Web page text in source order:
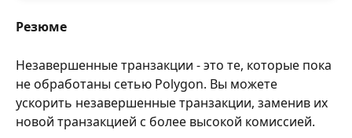
Резюме
Незавершенные транзакции - это те, которые пока
не обработаны сетью Polygon. Вы можете
ускорить незавершенные транзакции, заменив их
новой транзакцией с более высокой комиссией.